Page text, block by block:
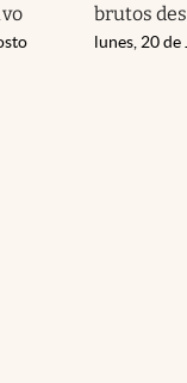
brutos
lunes, 20